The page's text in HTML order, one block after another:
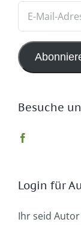
Adresse
Besuche
Login für
Ihr seid